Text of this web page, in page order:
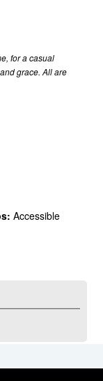
for a casual
grace. All are
Accessible